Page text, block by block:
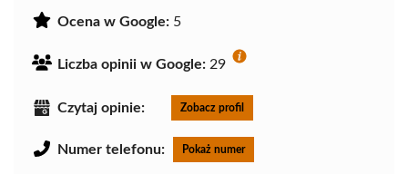
Ocena w Google: 5
Liczba opinii w Google: 29
Czytaj opinie: Zobacz profil
Numer telefonu: Pokaż numer